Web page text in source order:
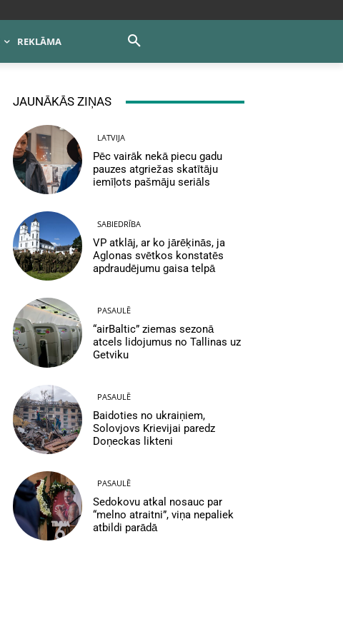
REKLĀMA
JAUNĀKĀS ZIŅAS
LATVIJA
Pēc vairāk nekā piecu gadu
pauzes atgriežas skatītāju
iemīļots pašmāju seriāls
SABIEDRĪBA
VP atklāj, ar ko jārēķinās, ja
Aglonas svētkos konstatēs
apdraudējumu gaisa telpā
PASAULĒ
“airBaltic” ziemas sezonā
atcels lidojumus no Tallinas uz
Getviku
PASAULĒ
Baidoties no ukraiņiem,
Solovjovs Krievijai paredz
Doņeckas likteni
PASAULĒ
Sedokovu atkal nosauc par
“melno atraitni”, viņa nepaliek
atbildi parādā